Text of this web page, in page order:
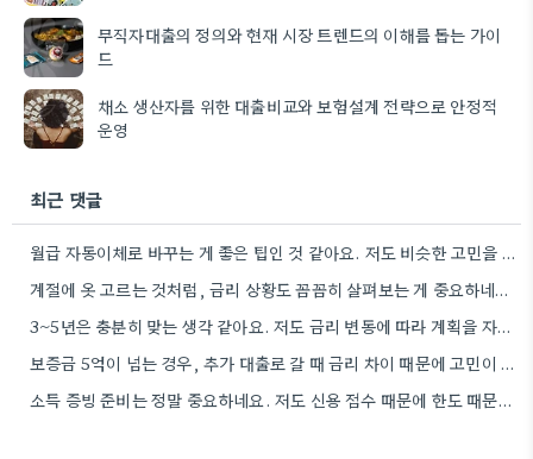
무직자대출의 정의와 현재 시장 트렌드의 이해를 돕는 가이
드
채소 생산자를 위한 대출비교와 보험설계 전략으로 안정적
운영
최근 댓글
월급 자동이체로 바꾸는 게 좋은 팁인 것 같아요. 저도 비슷한 고민을 하고 있는데, 실제로 금리…
계절에 옷 고르는 것처럼, 금리 상황도 꼼꼼히 살펴보는 게 중요하네요. 특히 장기적으로 대출을 할 때는…
3~5년은 충분히 맞는 생각 같아요. 저도 금리 변동에 따라 계획을 자주 수정하다 보니, 장기적인 관점에서…
보증금 5억이 넘는 경우, 추가 대출로 갈 때 금리 차이 때문에 고민이 많아지네요.
소득 증빙 준비는 정말 중요하네요. 저도 신용 점수 때문에 한도 때문에 고민했던 경험이 있어서, 미리…